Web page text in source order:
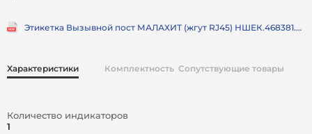
Этикетка Вызывной пост МАЛАХИТ (жгут RJ45) НШЕК.468381.016 ЭТ
Характеристики Комплектность Сопутствующие товары
Количество индикаторов
1